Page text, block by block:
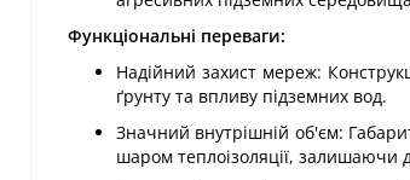
Функціональні переваги:
Надійний захист мереж:
ґрунту та впливу підземних вод.
Значний внутрішній об'єм:
шаром теплоізоляції, залишаючи